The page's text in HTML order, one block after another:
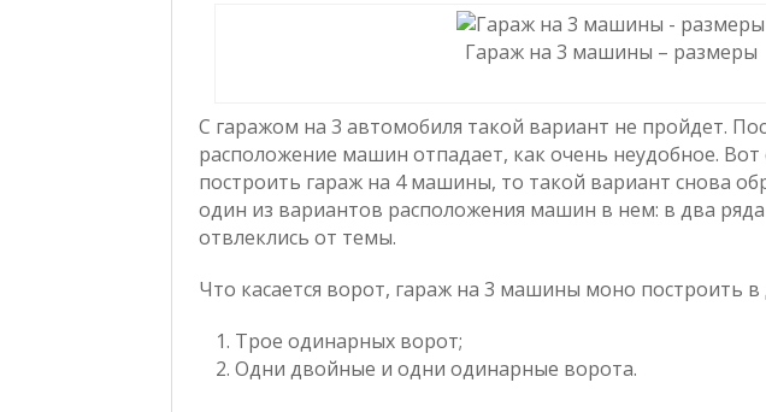
Гараж на 3 машины – размеры
С гаражом на 3 автомобиля такой вариант не пройдет.
расположение машин отпадает, как очень неудобное. Вот
построить гараж на 4 машины, то такой вариант снова
один из вариантов расположения машин в нем: в два
отвлеклись от темы.
Что касается ворот, гараж на 3 машины моно построить в
Трое одинарных ворот;
Одни двойные и одни одинарные ворота.